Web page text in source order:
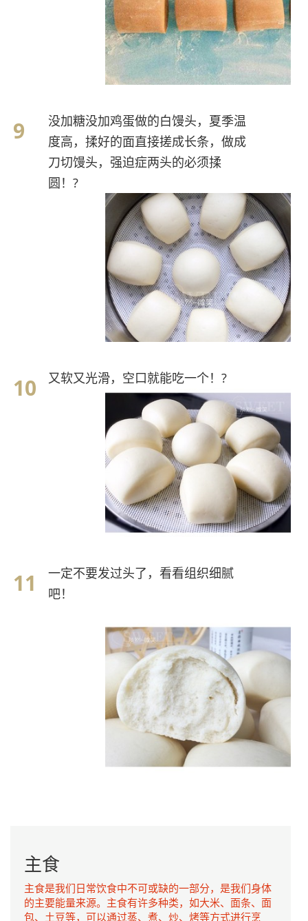
没加糖没加鸡蛋做的白馒头，夏季温
度高，揉好的面直接搓成长条，做成
刀切馒头，强迫症两头的必须揉
圆！?
又软又光滑，空口就能吃一个！?
一定不要发过头了，看看组织细腻
吧！
主食
主食是我们日常饮食中不可或缺的一部分，是我们身体
的主要能量来源。主食有许多种类，如大米、面条、面
包、土豆等，可以通过蒸、煮、炒、烤等方式进行烹